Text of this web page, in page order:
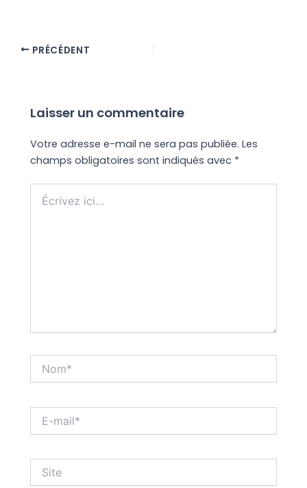
PRÉCÉDENT
Laisser un commentaire
Votre adresse e-mail ne sera pas publiée. Les
champs obligatoires sont indiqués avec *
ici…
Nom*
mail*
Site